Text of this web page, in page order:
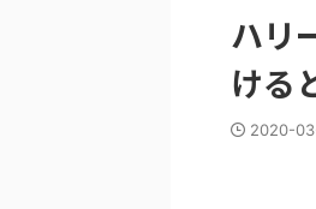
ハリ
ける
2020-